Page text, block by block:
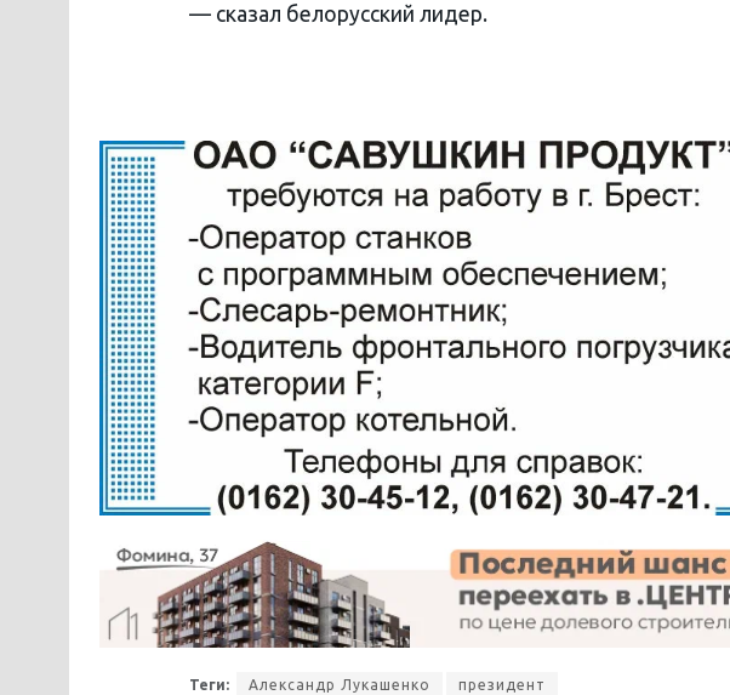
— сказал белорусский лидер.
Теги: Александр Лукашенко президент